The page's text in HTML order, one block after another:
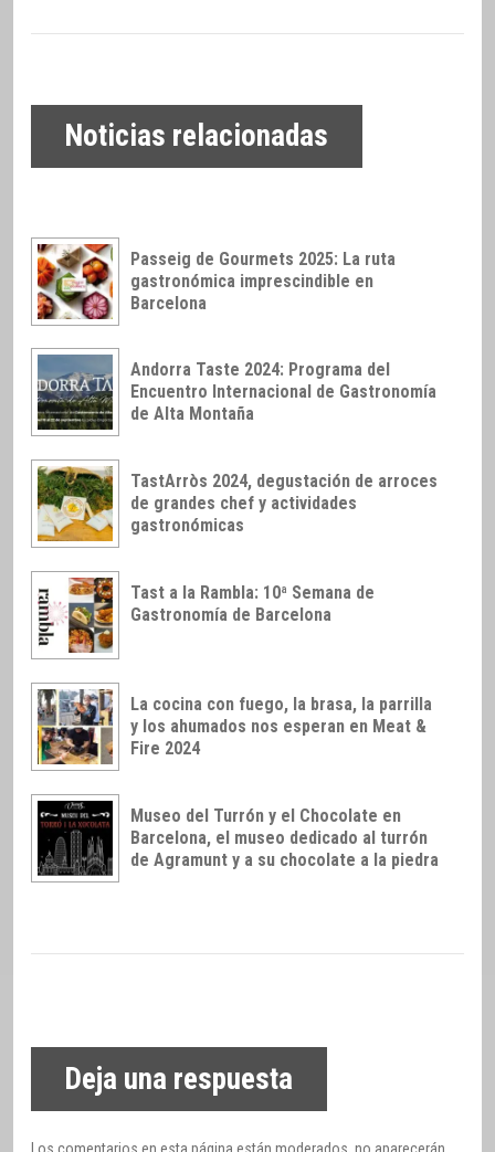
Noticias relacionadas
Passeig de Gourmets 2025: La ruta
gastronómica imprescindible en
Barcelona
Andorra Taste 2024: Programa del
Encuentro Internacional de Gastronomía
de Alta Montaña
TastArròs 2024, degustación de arroces
de grandes chef y actividades
gastronómicas
Tast a la Rambla: 10ª Semana de
Gastronomía de Barcelona
La cocina con fuego, la brasa, la parrilla
y los ahumados nos esperan en Meat &
Fire 2024
Museo del Turrón y el Chocolate en
Barcelona, el museo dedicado al turrón
de Agramunt y a su chocolate a la piedra
Deja una respuesta